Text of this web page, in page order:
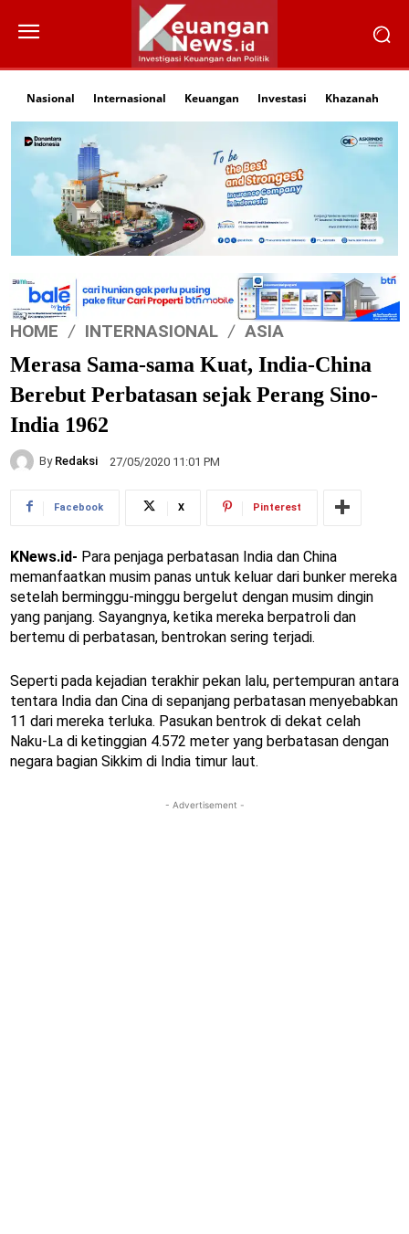
Nasional Internasional Keuangan Investasi Khazanah
HOME INTERNASIONAL ASIA
Merasa Sama-sama Kuat, India-China
Berebut Perbatasan sejak Perang Sino-
India 1962
By Redaksi 27/05/2020 11:01 PM
Facebook X Pinterest
KNews.id- Para penjaga perbatasan India dan China
memanfaatkan musim panas untuk keluar dari bunker mereka
setelah berminggu-minggu bergelut dengan musim dingin
yang panjang. Sayangnya, ketika mereka berpatroli dan
bertemu di perbatasan, bentrokan sering terjadi.
Seperti pada kejadian terakhir pekan lalu, pertempuran antara
tentara India dan Cina di sepanjang perbatasan menyebabkan
11 dari mereka terluka. Pasukan bentrok di dekat celah
Naku-La di ketinggian 4.572 meter yang berbatasan dengan
negara bagian Sikkim di India timur laut.
- Advertisement -